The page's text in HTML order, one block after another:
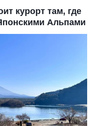
курорт там, где
Альпами